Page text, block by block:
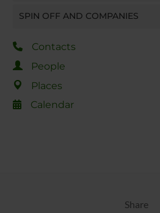
SPIN OFF AND COMPANIES
Contacts
People
Places
Calendar
Share